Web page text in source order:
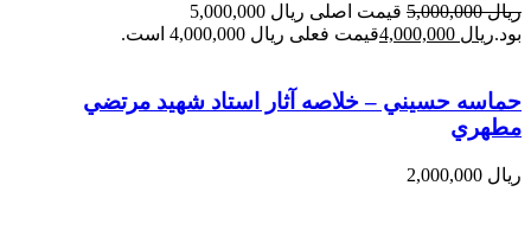
ریال5,000,000
قیمت اصلی ریال 5,000,000
بود.ریال قیمت فعلی ریال 4,000,000 است.
حماسه حسيني – خلاصه آثار استاد شهيد مرتضي
مطهري
ریال